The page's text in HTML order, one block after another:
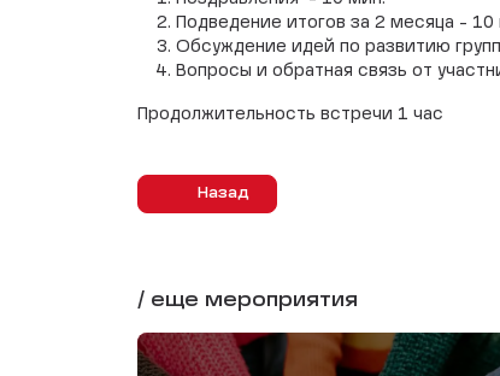
Подведение итогов за 2 месяца - 10
Обсуждение идей по развитию
Вопросы и обратная связь от
Продолжительность встречи 1 час
Назад
/ еще мероприятия